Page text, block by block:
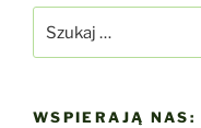
WSPIERAJĄ NAS: